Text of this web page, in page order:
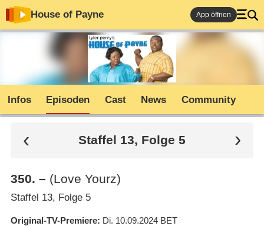
House of Payne App öffnen
Infos Episoden Cast News Community
Staffel 13, Folge 5
350. – (Love Yourz)
Staffel 13, Folge 5
Original-TV-Premiere Di. 10.09.2024 BET